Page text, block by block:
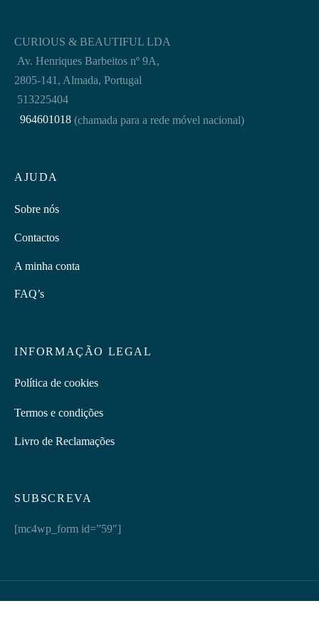
SUBSCREVA
[mc4wp_form id=”59″]
AJUDA
Sobre nós
Contactos
A minha conta
FAQ’s
INFORMAÇÃO LEGAL
Política de cookies
Termos e condições
Livro de Reclamações
CURIOUS & BEAUTIFUL LDA
Av. Henriques Barbeitos nº 9A,
2805-141, Almada, Portugal
513225404
964601018 (chamada para a rede móvel nacional)